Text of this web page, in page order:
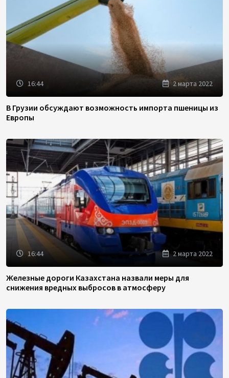
16:44 2 марта 2022
В Грузии обсуждают возможность импорта пшеницы из
Европы
16:44 2 марта 2022
Железные дороги Казахстана назвали меры для
снижения вредных выбросов в атмосферу